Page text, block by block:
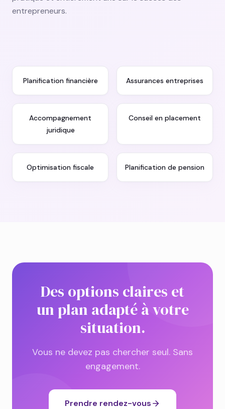
entrepreneurs.
Planification financière Assurances entreprises
Accompagnement
juridique
Conseil en placement
Optimisation fiscale Planification de pension
Des options claires et
un plan adapté à votre
situation.
Vous ne devez pas chercher seul. Sans
engagement.
Prendre rendez-vous